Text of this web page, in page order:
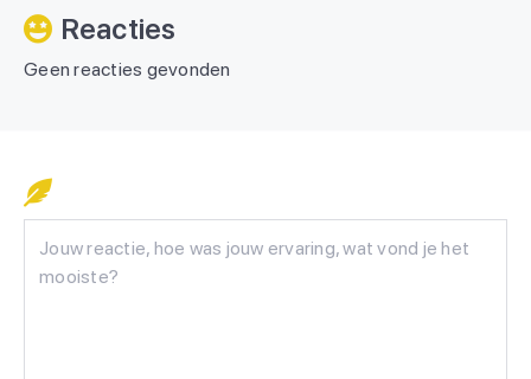
Reacties
Geen reacties gevonden